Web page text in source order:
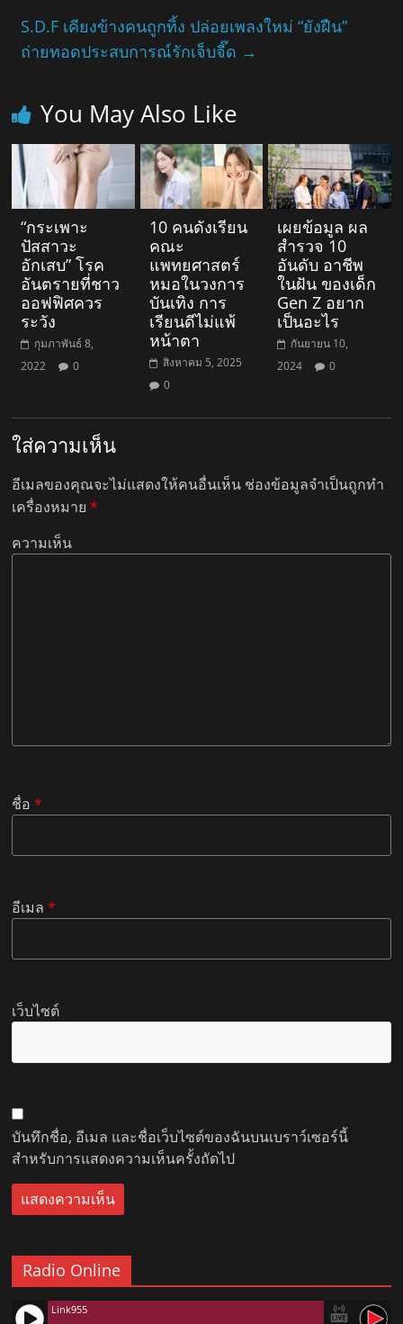
S.D.F เคียงข้างคนถูกทิ้ง ปล่อยเพลงใหม่ “ยังฝืน”
ถ่ายทอดประสบการณ์รักเจ็บจี๊ด →
You May Also Like
“กระเพาะ
ปัสสาวะ
อักเสบ” โรค
อันตรายที่ชาว
ออฟฟิศควร
ระวัง
กุมภาพันธ์ 8,
2022
0
10 คนดังเรียน
คณะ
แพทยศาสตร์
หมอในวงการ
บันเทิง การ
เรียนดีไม่แพ้
หน้าตา
สิงหาคม 5, 2025
0
เผยข้อมูล ผล
สำรวจ 10
อันดับ อาชีพ
ในฝัน ของเด็ก
Gen Z อยาก
เป็นอะไร
กันยายน 10,
2024
0
ใส่ความเห็น
อีเมลของคุณจะไม่แสดงให้คนอื่นเห็น ช่องข้อมูลจำเป็นถูกทำ
เครื่องหมาย*
ความเห็น
ชื่อ*
อีเมล*
เว็บไซต์
บันทึกชื่อ, อีเมล และชื่อเว็บไซต์ของฉันบนเบราว์เซอร์นี้
สำหรับการแสดงความเห็นครั้งถัดไป
Radio Online
Link955